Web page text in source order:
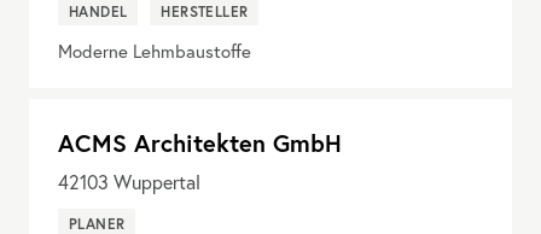
HANDEL HERSTELLER
Moderne Lehmbaustoffe
ACMS Architekten GmbH
42103 Wuppertal
PLANER